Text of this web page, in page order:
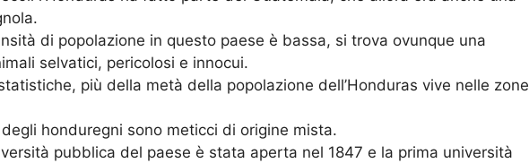
di popolazione in questo paese è bassa, si trova ovunque una
selvatici, pericolosi e innocui.
più della metà della popolazione dell’Honduras vive nelle zone
honduregni sono meticci di origine mista.
pubblica del paese è stata aperta nel 1847 e la prima università